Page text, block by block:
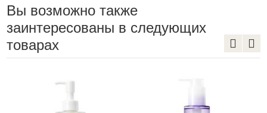
Вы возможно также
заинтересованы в следующих
товарах